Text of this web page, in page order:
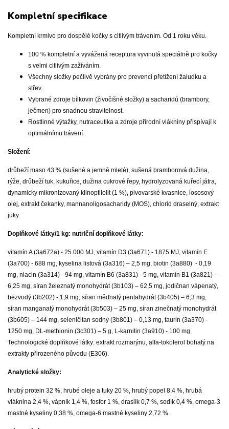
Kompletní specifikace
Kompletní krmivo pro dospělé kočky s citlivým trávením. Od 1 roku věku.
100 % kompletní a vyvážená receptura vyvinutá speciálně pro kočky
s velmi citlivým zažíváním.
Všechny složky pečlivě vybrány pro prevenci přetížení žaludku a
střev.
Vybrané zdroje bílkovin (živočišné složky) a sacharidů (brambory,
ječmen) pro snadnou stravitelnost.
Rostlinné výtažky, nutraceutika a zdroje přírodní vlákniny přispívají k
optimálnímu trávení.
Složení:
drůbeží maso 43 % (sušené a jemně mleté), sušená bramborová dužina,
rýže, drůbeží tuk, kukuřice, dužina cukrové řepy, hydrolyzovaná kuřecí játra,
dynamicky mikronizovaný klinoptilolit (1 %), pivovarské kvasnice, lososový
olej, extrakt čekanky, mannanoligosacharidy (MOS), chlorid draselný, extrakt
juky.
Doplňkové látky/1 kg: nutriční doplňkové látky:
vitamín A (3a672a) - 25 000 MJ, vitamín D3 (3a671) - 1875 MJ, vitamín E
(3a700) - 688 mg, kyselina listová (3a316) – 2,5 mg, biotin (3a880) - 0,19
mg, niacin (3a314) - 94 mg, vitamín B6 (3a831) - 5 mg, vitamín B1 (3a821) –
6,25 mg, síran železnatý monohydrát (3b103) – 62,5 mg, jodičnan vápenatý,
bezvodý (3b202) - 1,9 mg, síran měďnatý pentahydrát (3b405) – 6,3 mg,
síran manganatý monohydrát (3b503) – 25 mg, síran zinečnatý monohydrát
(3b605) – 144 mg, seleničitan sodný (3b801) – 0,13 mg, taurin (3a370) -
1250 mg, DL-methionin (3c301) – 5 g, L-karnitin (3a910) - 100 mg.
Technologické doplňkové látky: extrakt rozmarýnu, alfa-tokoferol bohatý na
extrakty přirozeného původu (E306).
Analytické složky:
hrubý protein 32 %, hrubé oleje a tuky 20 %, hrubý popel 8,4 %, hrubá
vláknina 2,4 %, vápník 1,4 %, fosfor 1 %, draslík 0,7 %, sodík 0,4 %, omega-3
mastné kyseliny 0,38 %, omega-6 mastné kyseliny 2,72 %.